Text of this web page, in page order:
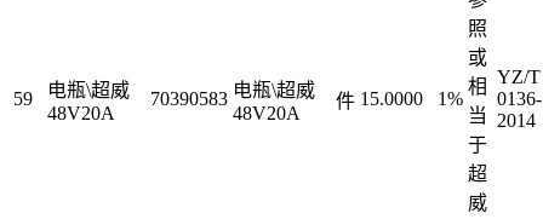
59
电瓶\超威
48V20A
70390583 电瓶\超威
48V20A
件 15.0000 1%
照
或
相
当
于
超
威
YZ/T
0136-
2014